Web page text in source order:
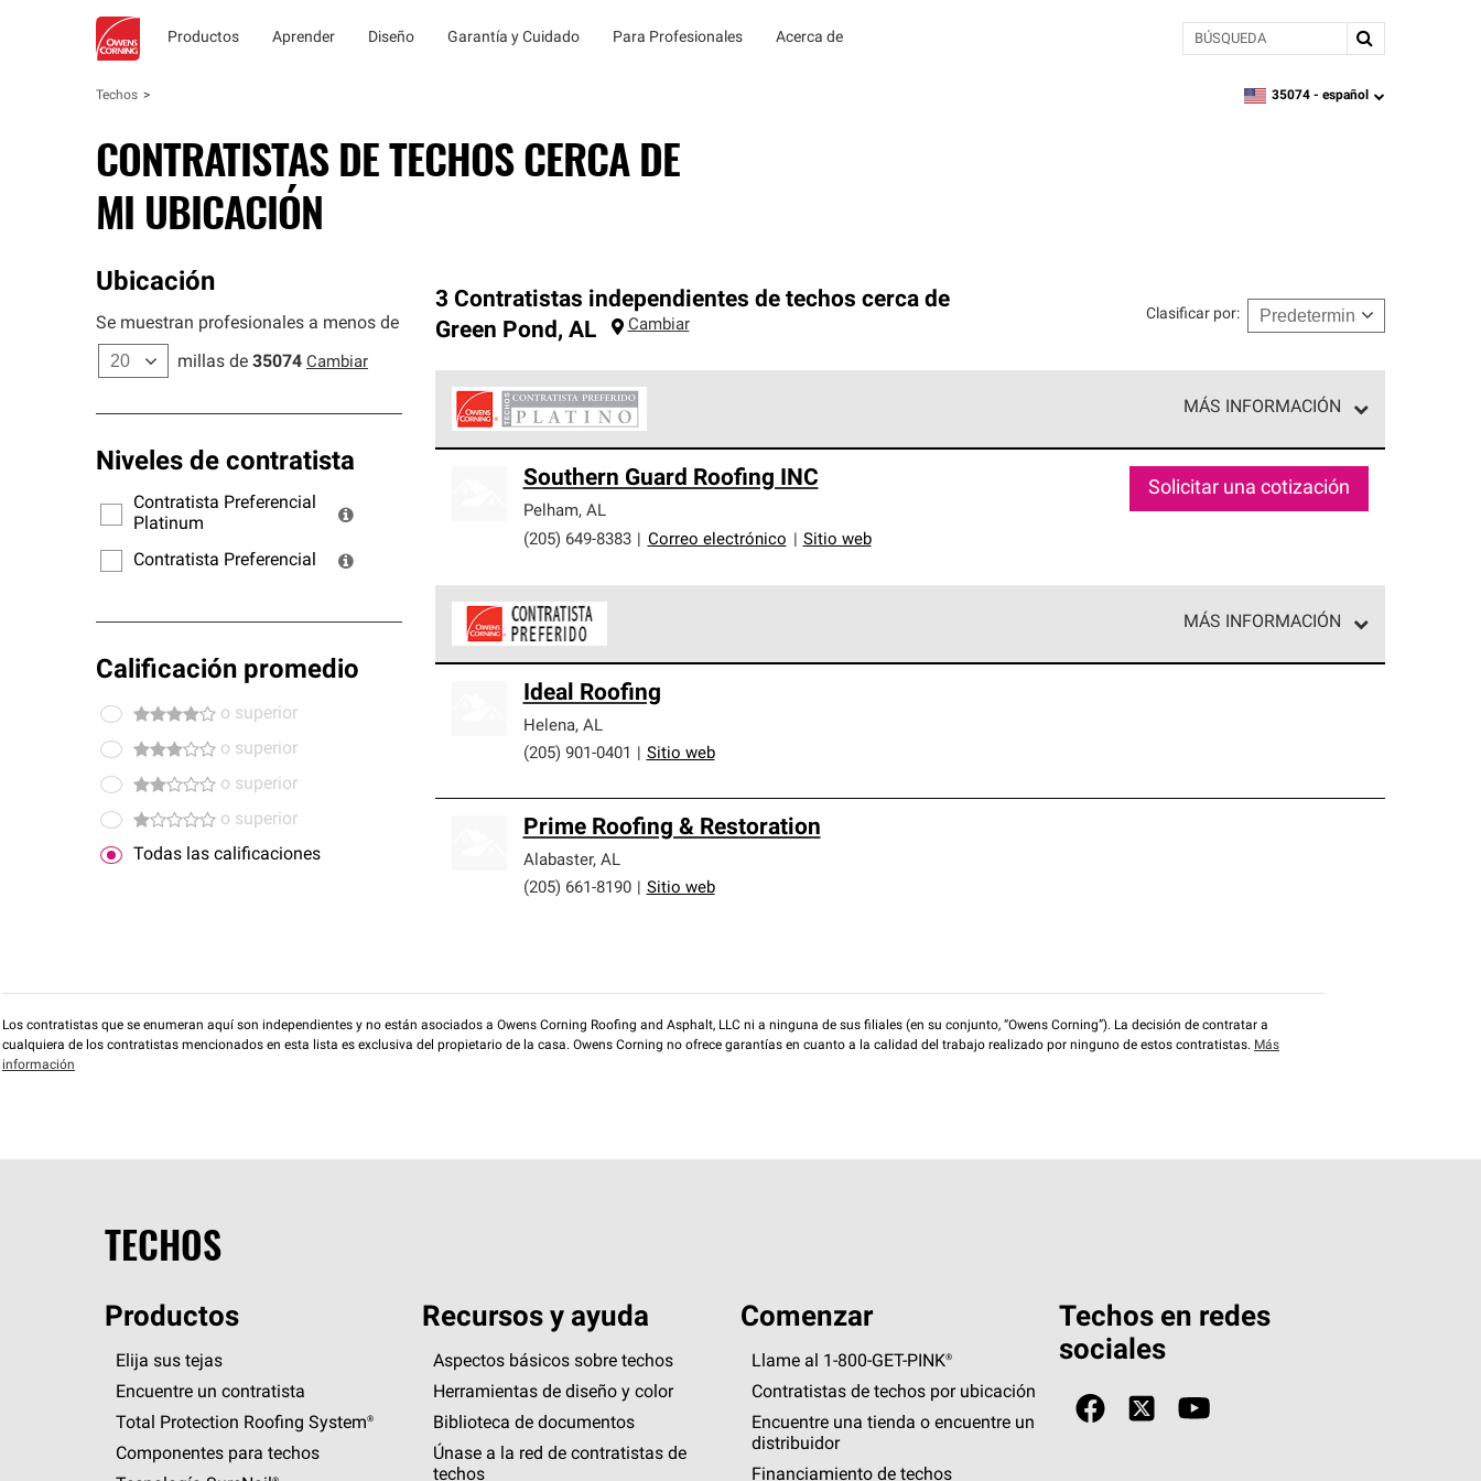
Productos Aprender Diseño Garantía y Cuidado Para Profesionales Acerca de BÚSQUEDA
Techos zipcode, language
35074 - español
CONTRATISTAS DE TECHOS CERCA DE
MI UBICACIÓN
Ubicación
Se muestran profesionales a menos de
millas de 35074 Cambiar
Niveles de contratista
Contratista Preferencial
Platinum
Contratista Preferencial
Calificación promedio
o superior
o superior
o superior
o superior
Todas las calificaciones
3 Contratistas independientes de techos cerca de
Green Pond , AL Cambiar
Clasificar por:
MÁS INFORMACIÓN
cumplen con estándares estrictos de profesionalismo, confiabilidad y destreza incomparable. Solo ellos pueden
ofrecer nuestra mejor garantía de sistemas de techos.
Southern Guard Roofing INC
Pelham, AL
(205) 649-8383
Correo electrónico Sitio web
Solicitar una cotización
MÁS INFORMACIÓN
cumplen con altos estándares y requisitos estrictos de profesionalismo y confiabilidad.
Ideal Roofing
Helena, AL
(205) 901-0401
Sitio web
Prime Roofing & Restoration
Alabaster, AL
(205) 661-8190
Sitio web
Los contratistas que se enumeran aquí son independientes y no están asociados a Owens Corning Roofing and Asphalt, LLC ni a ninguna de sus filiales (en su conjunto, “Owens Corning”). La decisión de contratar a
cualquiera de los contratistas mencionados en esta lista es exclusiva del propietario de la casa. Owens Corning no ofrece garantías en cuanto a la calidad del trabajo realizado por ninguno de estos contratistas. Más
información
TECHOS
Productos
Elija sus tejas
Encuentre un contratista
Total Protection Roofing System®
Componentes para techos
Recursos y ayuda
Aspectos básicos sobre techos
Herramientas de diseño y color
Biblioteca de documentos
Únase a la red de contratistas de
techos
Comenzar
Llame al 1-800-GET-PINK®
Contratistas de techos por ubicación
Encuentre una tienda o encuentre un
distribuidor
Financiamiento de techos
Techos en redes
sociales